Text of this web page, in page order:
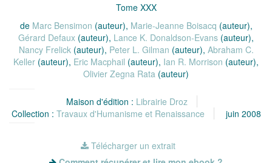
Tome XXX
de Marc Bensimon (auteur), Marie-Jeanne Boisacq (auteur),
Gérard Defaux (auteur), Lance K. Donaldson-Evans (auteur),
Nancy Frelick(auteur), Peter L. Gilman (auteur), Abraham C.
Keller (auteur), Eric Macphail (auteur), Ian R. Morrison (auteur),
Olivier Zegna Rata (auteur)
Maison d'édition : Librairie Droz
Collection : Travaux d'Humanisme et Renaissance juin 2008
Télécharger un extrait